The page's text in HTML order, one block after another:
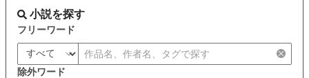
小説を探す
フリーワード
除外ワード